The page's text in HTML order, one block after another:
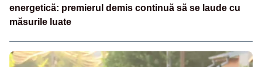
energetică: premierul demis continuă să se laude cu
măsurile luate